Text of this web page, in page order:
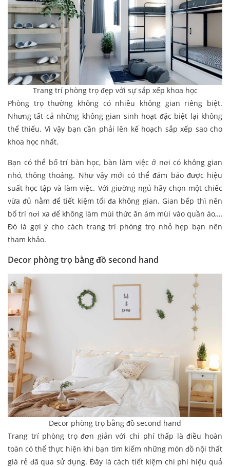
Trang trí phòng trọ đẹp với sự sắp xếp khoa học
Phòng trọ thường không có nhiều không gian riêng biệt.
Nhưng tất cả những không gian sinh hoạt đặc biệt lại không
thể thiếu. Vì vậy bạn cần phải lên kế hoạch sắp xếp sao cho
khoa học nhất.
Bạn có thể bố trí bàn học, bàn làm việc ở nơi có không gian
nhỏ, thông thoáng. Như vậy mới có thể đảm bảo được hiệu
suất học tập và làm việc. Với giường ngủ hãy chọn một chiếc
vừa đủ nằm để tiết kiệm tối đa không gian. Gian bếp thì nên
bố trí nơi xa để không làm mùi thức ăn ám mùi vào quần áo,…
Đó là gợi ý cho cách trang trí phòng trọ nhỏ hẹp bạn nên
tham khảo.
Decor phòng trọ bằng đồ second hand
Decor phòng trọ bằng đồ second hand
Trang trí phòng trọ đơn giản với chi phí thấp là điều hoàn
toàn có thể thực hiện khi bạn tìm kiếm những món đồ nội thất
giá rẻ đã qua sử dụng. Đây là cách tiết kiệm chi phí hiệu quả